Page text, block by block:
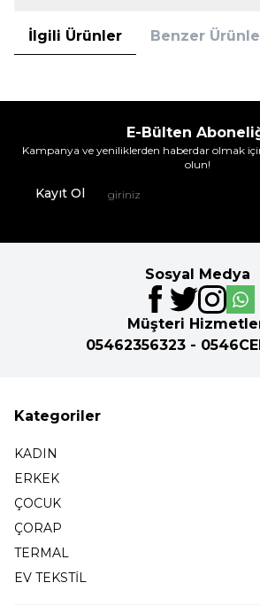
İlgili Ürünler Benzer
E-Bülten
Kampanya ve yeniliklerden haberdar olmak
olun!
Kayıt Ol
Sosyal Medya
Müşteri
05462356323 -
Kategoriler
KADIN
ERKEK
ÇOCUK
ÇORAP
TERMAL
EV TEKSTİL